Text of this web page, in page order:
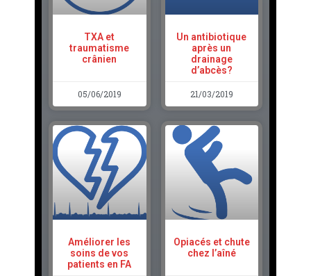
TXA et
traumatisme
crânien
05/06/2019
Un antibiotique
après un
drainage
d’abcès?
21/03/2019
Améliorer les
soins de vos
patients en FA
Opiacés et chute
chez l’aîné